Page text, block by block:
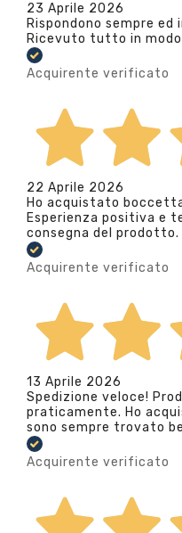
23 Aprile 2026
Rispondono sempre
Ricevuto tutto in
Acquirente verificato
22 Aprile 2026
Ho acquistato
Esperienza positiva e
consegna del
Acquirente verificato
13 Aprile 2026
Spedizione veloce!
praticamente. Ho
sono sempre trovato
Acquirente verificato